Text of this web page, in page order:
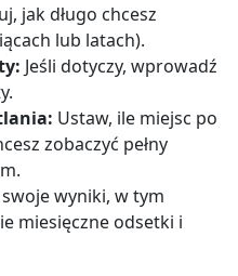
jak długo chcesz
lub latach).
Jeśli dotyczy, wprowadź
Ustaw, ile miejsc po
zobaczyć pełny
wyniki, w tym
miesięczne odsetki i